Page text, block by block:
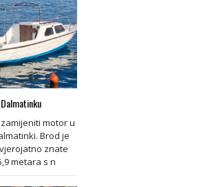
motor u
Brod je
znate
metara s n